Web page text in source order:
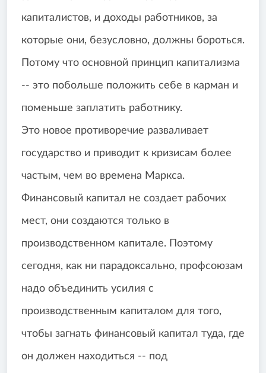
капиталистов, и доходы работников, за
которые они, безусловно, должны бороться.
Потому что основной принцип капитализма
-- это побольше положить себе в карман и
поменьше заплатить работнику.
Это новое противоречие разваливает
государство и приводит к кризисам более
частым, чем во времена Маркса.
Финансовый капитал не создает рабочих
мест, они создаются только в
производственном капитале. Поэтому
сегодня, как ни парадоксально, профсоюзам
надо объединить усилия с
производственным капиталом для того,
чтобы загнать финансовый капитал туда, где
он должен находиться -- под